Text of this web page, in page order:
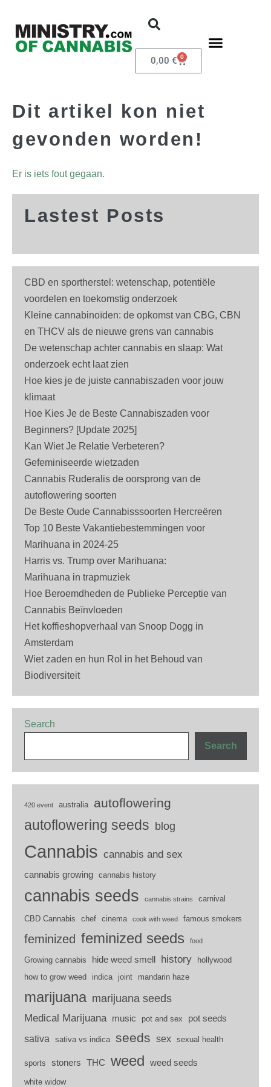
0,00 € 0
Dit artikel kon niet
gevonden worden!
Er is iets fout gegaan.
Lastest Posts
CBD en sportherstel: wetenschap, potentiële
voordelen en toekomstig onderzoek
Kleine cannabinoïden: de opkomst van CBG, CBN
en THCV als de nieuwe grens van cannabis
De wetenschap achter cannabis en slaap: Wat
onderzoek echt laat zien
Hoe kies je de juiste cannabiszaden voor jouw
klimaat
Hoe Kies Je de Beste Cannabiszaden voor
Beginners? [Update 2025]
Kan Wiet Je Relatie Verbeteren?
Gefeminiseerde wietzaden
Cannabis Ruderalis de oorsprong van de
autoflowering soorten
De Beste Oude Cannabisssoorten Hercreëren
Top 10 Beste Vakantiebestemmingen voor
Marihuana in 2024-25
Harris vs. Trump over Marihuana:
Marihuana in trapmuziek
Hoe Beroemdheden de Publieke Perceptie van
Cannabis Beïnvloeden
Het koffieshopverhaal van Snoop Dogg in
Amsterdam
Wiet zaden en hun Rol in het Behoud van
Biodiversiteit
Search
Search
420 event australia autoflowering
autoflowering seeds blog
Cannabis cannabis and sex
cannabis growing cannabis history
cannabis seeds cannabis strains carnival
CBD Cannabis chef cinema cook with weed famous smokers
feminized feminized seeds food
Growing cannabis hide weed smell history
hollywood
how to grow weed
indica joint mandarin haze
marijuana marijuana seeds
Medical Marijuana
music pot and sex pot seeds
sativa sativa vs indica seeds sex sexual health
sports stoners THC weed weed seeds
white widow